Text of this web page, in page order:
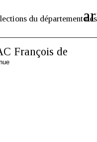
du département des
François de